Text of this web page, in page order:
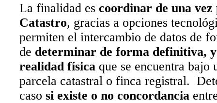
La finalidad es coordinar de una
Catastro, gracias a opciones
permiten el intercambio de datos de
de determinar de forma definitiva, y
realidad física que se encuentra bajo
parcela catastral o finca registral.
caso si existe o no concordancia